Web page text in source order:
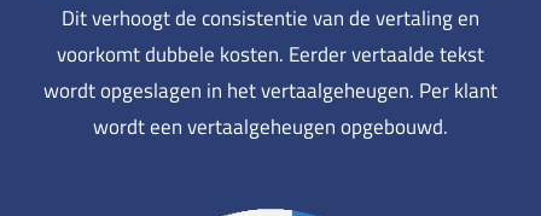
Dit verhoogt de consistentie van de vertaling en
voorkomt dubbele kosten. Eerder vertaalde tekst
wordt opgeslagen in het vertaalgeheugen. Per klant
wordt een vertaalgeheugen opgebouwd.